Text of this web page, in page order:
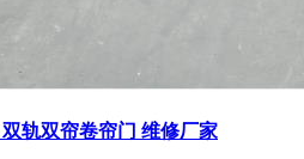
轨双帘卷帘门 维修厂家